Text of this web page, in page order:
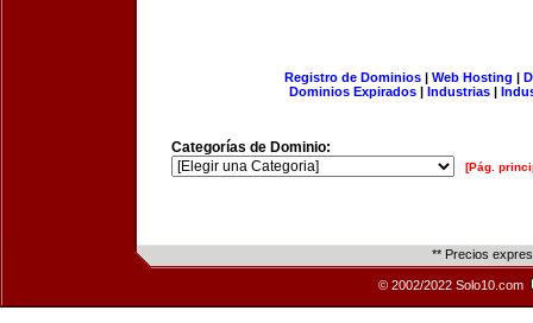
Registro de Dominios| Web Hosting |
Dominios Expirados | Industrias |
Categorías de Dominio:
[Pág.
** Precios
© 2002/2022 Solo10.com